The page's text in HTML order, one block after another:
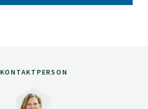
KONTAKTPERSON